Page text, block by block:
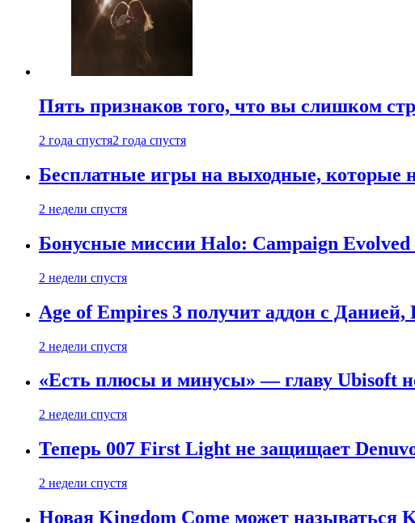
Пять признаков того, что вы слишком
2 года спустя2 года спустя
Бесплатные игры на выходные, которые
2 недели спустя
Бонусные миссии Halo: Campaign
2 недели спустя
Age of Empires 3 получит аддон с
2 недели спустя
«Есть плюсы и минусы» — главу Ubisoft
2 недели спустя
Теперь 007 First Light не защищает
2 недели спустя
Новая Kingdom Come может называться